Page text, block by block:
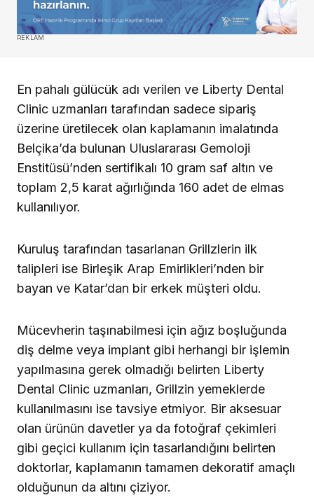
REKLAM
En pahalı gülücük adı verilen ve Liberty Dental
Clinic uzmanları tarafından sadece sipariş
üzerine üretilecek olan kaplamanın imalatında
Belçika’da bulunan Uluslararası Gemoloji
Enstitüsü’nden sertifikalı 10 gram saf altın ve
toplam 2,5 karat ağırlığında 160 adet de elmas
kullanılıyor.
Kuruluş tarafından tasarlanan Grillzlerin ilk
talipleri ise Birleşik Arap Emirlikleri’nden bir
bayan ve Katar’dan bir erkek müşteri oldu.
Mücevherin taşınabilmesi için ağız boşluğunda
diş delme veya implant gibi herhangi bir işlemin
yapılmasına gerek olmadığı belirten Liberty
Dental Clinic uzmanları, Grillzin yemeklerde
kullanılmasını ise tavsiye etmiyor. Bir aksesuar
olan ürünün davetler ya da fotoğraf çekimleri
gibi geçici kullanım için tasarlandığını belirten
doktorlar, kaplamanın tamamen dekoratif amaçlı
olduğunun da altını çiziyor.